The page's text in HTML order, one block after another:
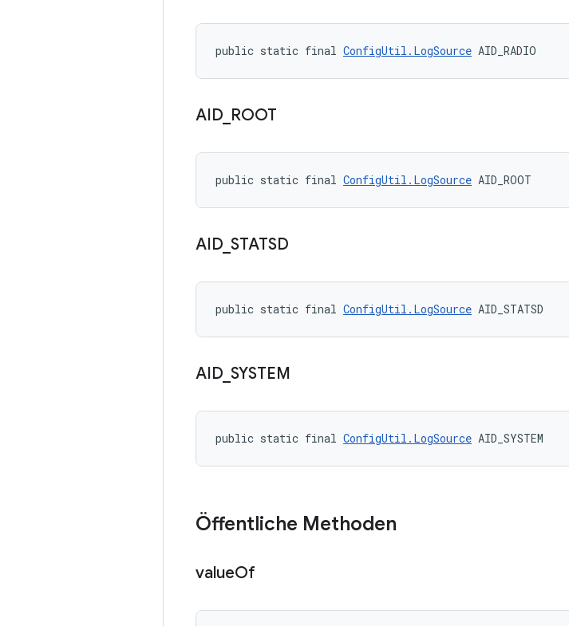
public static final ConfigUtil.LogSource AID_RADIO
AID ROOT
public static final ConfigUtil.LogSource AID_ROOT
AID STATSD
public static final ConfigUtil.LogSource AID_STATSD
AID SYSTEM
public static final ConfigUtil.LogSource AID_SYSTEM
Öffentliche Methoden
valueOf